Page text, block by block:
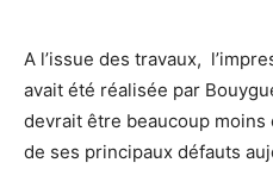
A l’issue des travaux,
avait été réalisée par
devrait être beaucoup moins
de ses principaux défauts